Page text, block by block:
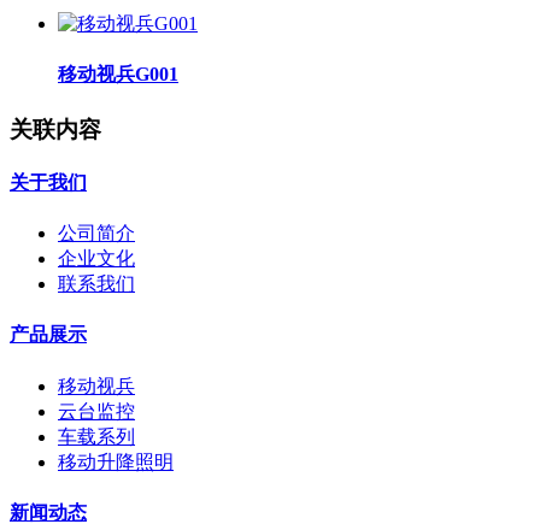
移动视兵G001
关联内容
关于我们
公司简介
企业文化
联系我们
产品展示
移动视兵
云台监控
车载系列
移动升降照明
新闻动态